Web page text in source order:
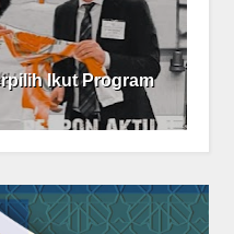
Ikut Program